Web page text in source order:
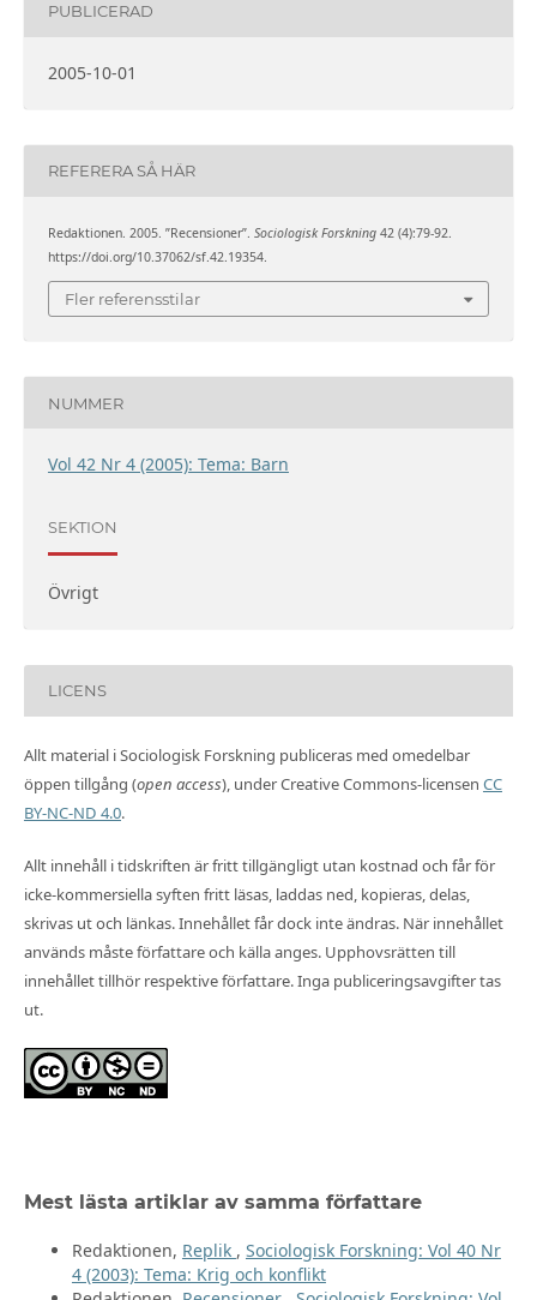
PUBLICERAD
2005-10-01
REFERERA SÅ HÄR
Redaktionen. 2005. ”Recensioner”. Sociologisk Forskning42 (4):79-92.
https://doi.org/10.37062/sf.42.19354.
Fler referensstilar
NUMMER
Vol 42 Nr 4 (2005): Tema: Barn
SEKTION
Övrigt
LICENS
Allt material i Sociologisk Forskning publiceras med omedelbar
öppen tillgång (open access), under Creative Commons-licensen CC
BY-NC-ND 4.0.
Allt innehåll i tidskriften är fritt tillgängligt utan kostnad och får för
icke-kommersiella syften fritt läsas, laddas ned, kopieras, delas,
skrivas ut och länkas. Innehållet får dock inte ändras. När innehållet
används måste författare och källa anges. Upphovsrätten till
innehållet tillhör respektive författare. Inga publiceringsavgifter tas
ut.
Mest lästa artiklar av samma författare
Redaktionen, Replik , Sociologisk Forskning: Vol 40 Nr
4 (2003): Tema: Krig och konflikt